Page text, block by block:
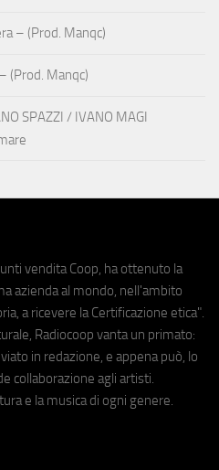
– (Prod. Manqc)
(Prod. Manqc)
SPAZZI / IVANO MAGI
vendita Coop, ha ottenuto la
azienda al mondo, nell'ambito
a ricevere la Certificazione etica".
Radiocoop vanta un primato:
in redazione, e appena può, lo
collaborazione agli artisti.
e la musica di ogni genere.